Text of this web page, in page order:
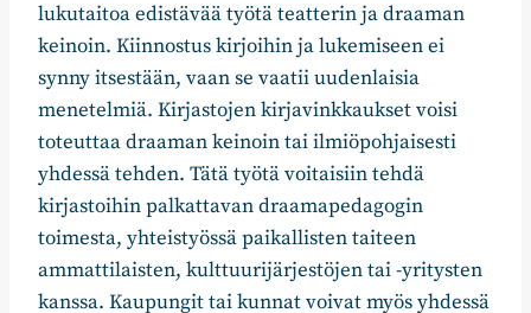
lukutaitoa edistävää työtä teatterin ja draaman
keinoin. Kiinnostus kirjoihin ja lukemiseen ei
synny itsestään, vaan se vaatii uudenlaisia
menetelmiä. Kirjastojen kirjavinkkaukset voisi
toteuttaa draaman keinoin tai ilmiöpohjaisesti
yhdessä tehden. Tätä työtä voitaisiin tehdä
kirjastoihin palkattavan draamapedagogin
toimesta, yhteistyössä paikallisten taiteen
ammattilaisten, kulttuurijärjestöjen tai -yritysten
kanssa. Kaupungit tai kunnat voivat myös yhdessä